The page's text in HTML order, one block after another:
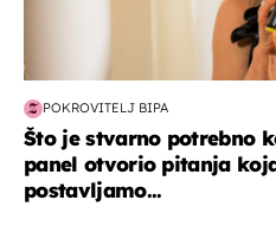
POKROVITELJ BIPA
Što je stvarno potrebno
panel otvorio pitanja
postavljamo...